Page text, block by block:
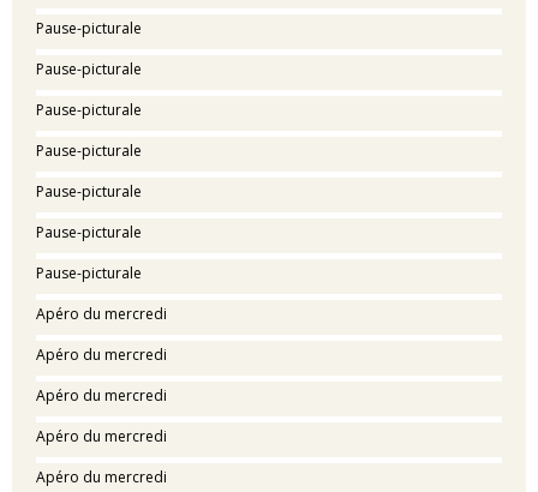
Pause-picturale
Pause-picturale
Pause-picturale
Pause-picturale
Pause-picturale
Pause-picturale
Pause-picturale
Apéro du mercredi
Apéro du mercredi
Apéro du mercredi
Apéro du mercredi
Apéro du mercredi